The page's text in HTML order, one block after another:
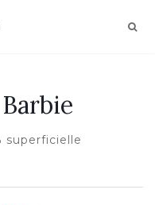
superficielle